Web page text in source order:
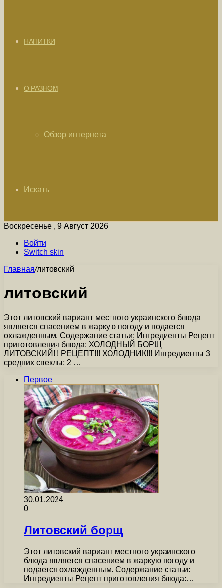
НАПИТКИ
О РАЗНОМ
Обзор интернета
Искать
Воскресенье , 9 Август 2026
Войти
Switch skin
Главная/литовский
литовский
Этот литовский вариант местного украинского блюда
является спасением в жаркую погоду и подается
охлажденным. Содержание статьи: Ингредиенты Рецепт
приготовления блюда: ХОЛОДНЫЙ БОРЩ
ЛИТОВСКИЙ!!! РЕЦЕПТ!!! ХОЛОДНИК!!! Ингредиенты 3
средних свеклы; 2 …
Первое
30.01.2024
0
Литовский борщ
Этот литовский вариант местного украинского
блюда является спасением в жаркую погоду и
подается охлажденным. Содержание статьи:
Ингредиенты Рецепт приготовления блюда:…